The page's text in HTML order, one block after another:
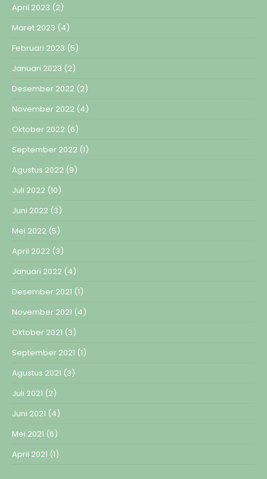
April 2023 (2)
Maret 2023 (4)
Februari 2023 (5)
Januari 2023 (2)
Desember 2022 (2)
November 2022 (4)
Oktober 2022 (6)
September 2022 (1)
Agustus 2022 (9)
Juli 2022 (10)
Juni 2022 (3)
Mei 2022 (5)
April 2022 (3)
Januari 2022 (4)
Desember 2021 (1)
November 2021 (4)
Oktober 2021 (3)
September 2021 (1)
Agustus 2021 (3)
Juli 2021 (2)
Juni 2021 (4)
Mei 2021 (6)
April 2021 (1)